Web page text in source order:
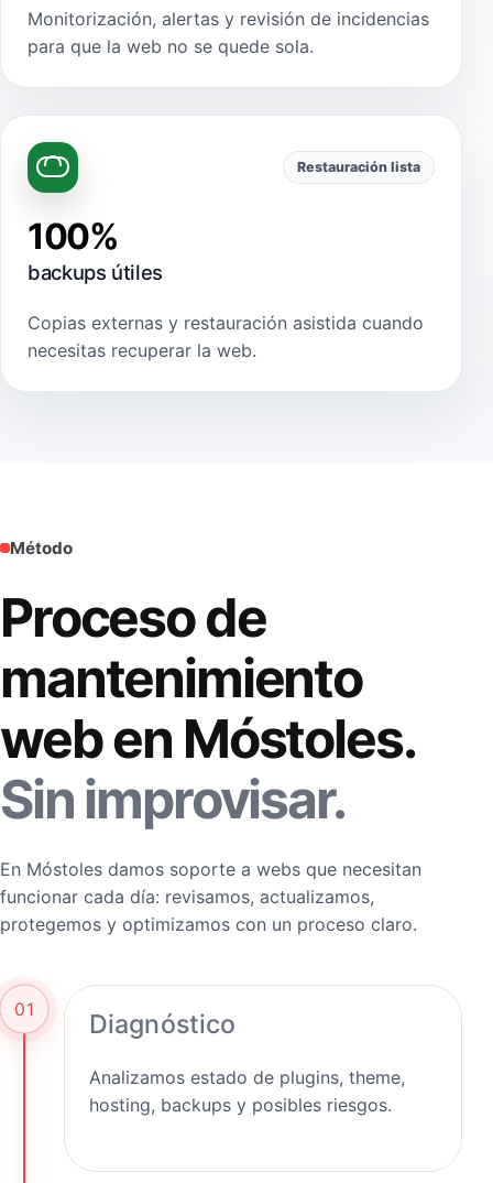
Monitorización, alertas y revisión de incidencias
para que la web no se quede sola.
Restauración lista
100%
backups útiles
Copias externas y restauración asistida cuando
necesitas recuperar la web.
Método
Proceso de
mantenimiento
web en Móstoles.
Sin improvisar.
En Móstoles damos soporte a webs que necesitan
funcionar cada día: revisamos, actualizamos,
protegemos y optimizamos con un proceso claro.
01 Diagnóstico
Analizamos estado de plugins, theme,
hosting, backups y posibles riesgos.